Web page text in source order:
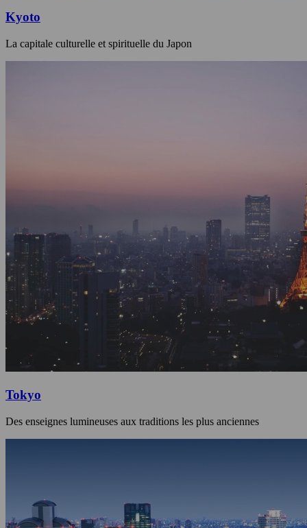
Kyoto
La capitale culturelle et spirituelle du Japon
Tokyo
Des enseignes lumineuses aux traditions les plus anciennes